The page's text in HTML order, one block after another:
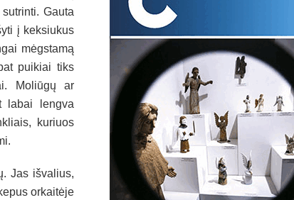
Gauta
į keksiukus
mėgstamą
puikiai tiks
Moliūgų ar
labai lengva
kuriuos
Jas išvalius,
orkaitėje